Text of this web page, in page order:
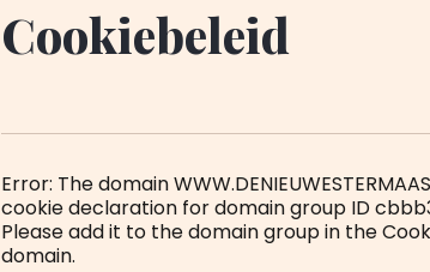
Cookiebeleid
Error: The domain
cookie declaration for domain group ID
Please add it to the domain group in the
domain.